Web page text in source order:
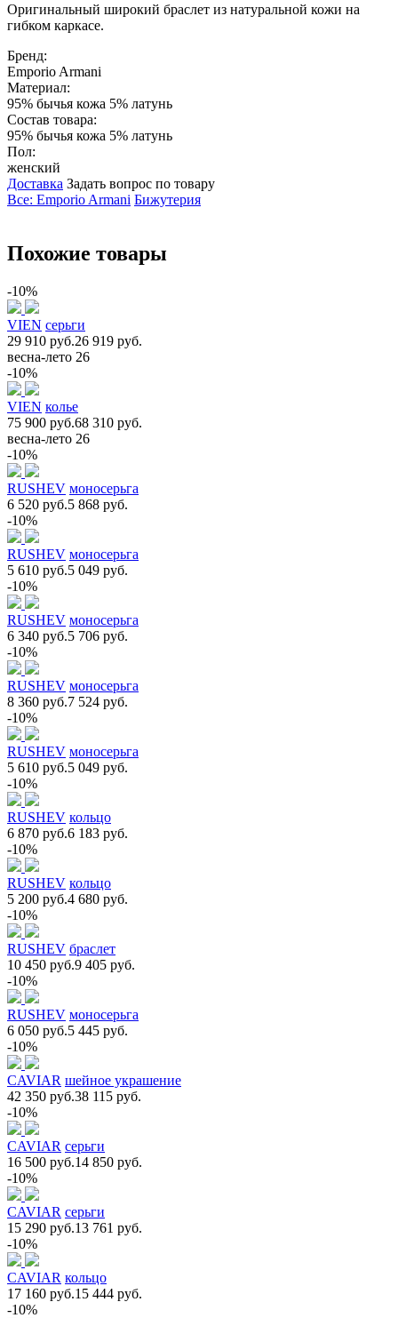
Оригинальный широкий браслет из натуральной кожи на
гибком каркасе.
Бренд:
Emporio Armani
Материал:
95% бычья кожа 5% латунь
Состав товара:
95% бычья кожа 5% латунь
Пол:
женский
Доставка Задать вопрос по товару
Все: Emporio Armani Бижутерия
Похожие товары
-10%
VIEN серьги
29 910 руб.26 919 руб.
весна-лето 26
-10%
VIEN колье
75 900 руб.68 310 руб.
весна-лето 26
-10%
RUSHEV моносерьга
6 520 руб.5 868 руб.
-10%
RUSHEV моносерьга
5 610 руб.5 049 руб.
-10%
RUSHEV моносерьга
6 340 руб.5 706 руб.
-10%
RUSHEV моносерьга
8 360 руб.7 524 руб.
-10%
RUSHEV моносерьга
5 610 руб.5 049 руб.
-10%
RUSHEV кольцо
6 870 руб.6 183 руб.
-10%
RUSHEV кольцо
5 200 руб.4 680 руб.
-10%
RUSHEV браслет
10 450 руб.9 405 руб.
-10%
RUSHEV моносерьга
6 050 руб.5 445 руб.
-10%
CAVIAR шейное украшение
42 350 руб.38 115 руб.
-10%
CAVIAR серьги
16 500 руб.14 850 руб.
-10%
CAVIAR серьги
15 290 руб.13 761 руб.
-10%
CAVIAR кольцо
17 160 руб.15 444 руб.
-10%